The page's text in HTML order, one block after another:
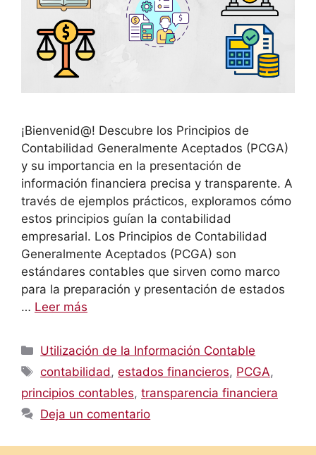
¡Bienvenid@! Descubre los Principios de
Contabilidad Generalmente Aceptados (PCGA)
y su importancia en la presentación de
información financiera precisa y transparente. A
través de ejemplos prácticos, exploramos cómo
estos principios guían la contabilidad
empresarial. Los Principios de Contabilidad
Generalmente Aceptados (PCGA) son
estándares contables que sirven como marco
para la preparación y presentación de estados
… Leer más
Categorías
Utilización de la Información Contable
Etiquetas
contabilidad ,estados financieros, PCGA,
principios contables, transparencia financiera
Deja un comentario